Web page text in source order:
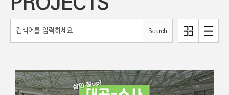
Search
이
로
보
기
리
스
보
기